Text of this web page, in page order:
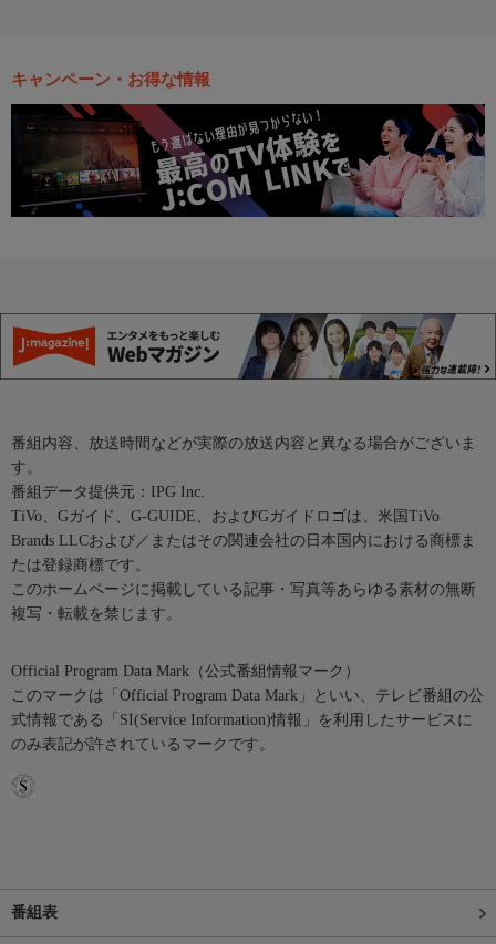
キャンペーン・お得な情報
番組内容、放送時間などが実際の放送内容と異なる場合がございま
す。
番組データ提供元：IPG Inc.
TiVo、Gガイド、G-GUIDE、およびGガイドロゴは、米国TiVo
Brands LLCおよび／またはその関連会社の日本国内における商標ま
たは登録商標です。
このホームページに掲載している記事・写真等あらゆる素材の無断
複写・転載を禁じます。
Official Program Data Mark（公式番組情報マーク）
このマークは「Official Program Data Mark」といい、テレビ番組の公
式情報である「SI(Service Information)情報」を利用したサービスに
のみ表記が許されているマークです。
番組表